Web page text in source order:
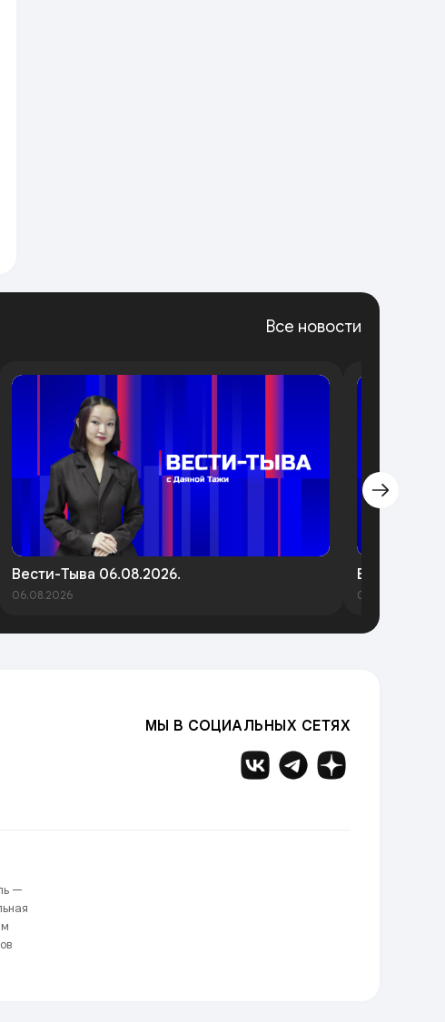
Все новости
Вести-Тыва 06.08.2026.
06.08.2026
Вести-Тыва
06.08.2026
МЫ В СОЦИАЛЬНЫХ СЕТЯХ
—